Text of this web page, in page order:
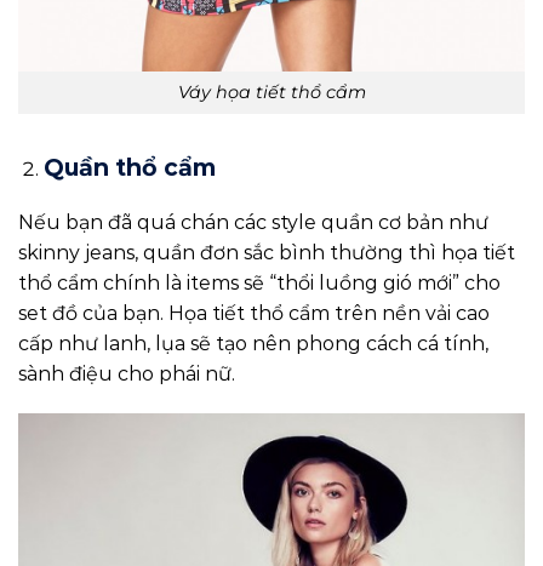
Váy họa tiết thổ cẩm
Quần thổ cẩm
Nếu bạn đã quá chán các style quần cơ bản như
skinny jeans, quần đơn sắc bình thường thì họa tiết
thổ cẩm chính là items sẽ “thổi luồng gió mới” cho
set đồ của bạn. Họa tiết thổ cẩm trên nền vải cao
cấp như lanh, lụa sẽ tạo nên phong cách cá tính,
sành điệu cho phái nữ.